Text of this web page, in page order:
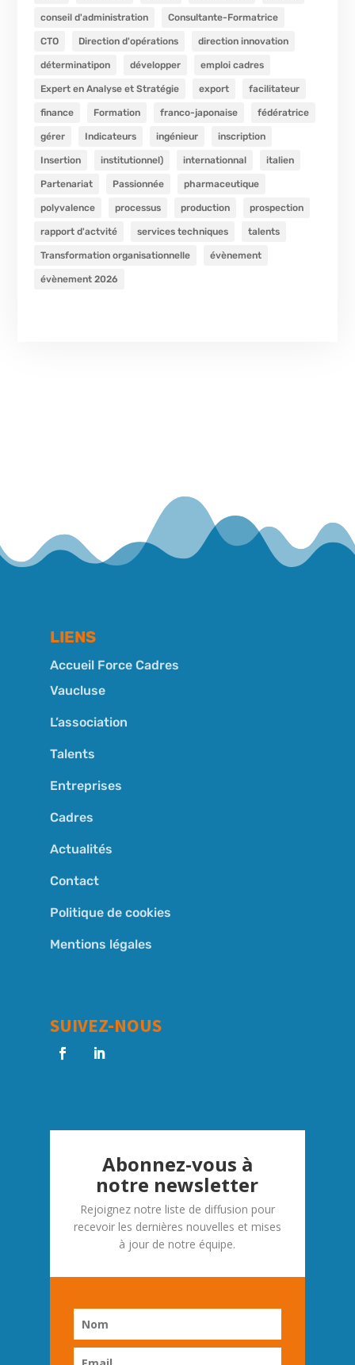
conseil d'administration Consultante-Formatrice
CTO Direction d'opérations direction innovation
déterminatipon développer emploi cadres
Expert en Analyse et Stratégie export facilitateur
finance Formation franco-japonaise fédératrice
gérer Indicateurs ingénieur inscription
Insertion institutionnel) internationnal italien
Partenariat Passionnée pharmaceutique
polyvalence processus production prospection
rapport d'actvité services techniques talents
Transformation organisationnelle évènement
évènement 2026
LIENS
Accueil Force Cadres
Vaucluse
L’association
Talents
Entreprises
Cadres
Actualités
Contact
Politique de cookies
Mentions légales
SUIVEZ-NOUS
Abonnez-vous à
notre newsletter
Rejoignez notre liste de diffusion pour
recevoir les dernières nouvelles et mises
à jour de notre équipe.